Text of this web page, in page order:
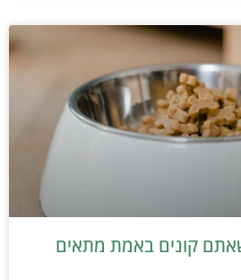
קונים באמת מתאים